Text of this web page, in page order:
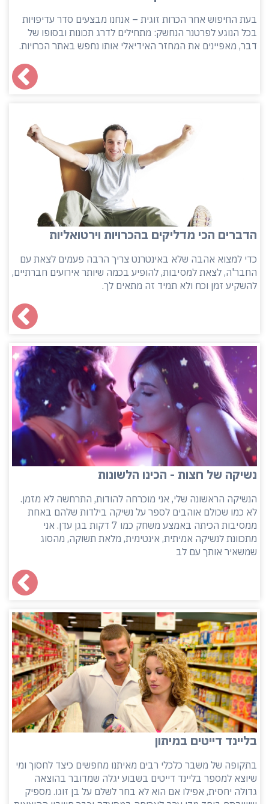
בעת החיפוש אחר הכרות זוגית – אנחנו מבצעים סדר עדיפויות
בכל הנוגע לפרטנר הנחשק: מתחילים לדרג תכונות ובסופו של
דבר, מאפיינים את המחזר האידיאלי אותו נחפש באתר הכרויות.
הדברים הכי מדליקים בהכרויות וירטואליות
כדי למצוא אהבה שלא באינטרנט צריך הרבה פעמים לצאת עם
החבר'ה, לצאת למסיבות, להופיע בכמה שיותר אירועים חברתיים,
להשקיע זמן וכח ולא תמיד זה מתאים לך.
נשיקה של חצות - הכינו הלשונות
הנשיקה הראשונה שלי, אני מוכרחה להודות, התרחשה לא מזמן.
לא כמו שכולם אוהבים לספר על נשיקה בילדות שלהם באחת
ממסיבות הכיתה באמצע משחק כמו 7 דקות בגן עדן. אני
מתכוונת לנשיקה אמיתית, אינטימית, מלאת תשוקה, מהסוג
שמשאיר אותך עם לב
בליינד דייטים במיתון
בתקופה של משבר כלכלי רבים מאיתנו מחפשים כיצד לחסוך ומי
שיוצא למספר בליינד דייטים בשבוע יגלה שמדובר בהוצאה
גדולה יחסית, אפילו אם הוא לא בחר לשלם על בן זוגו. מספיק